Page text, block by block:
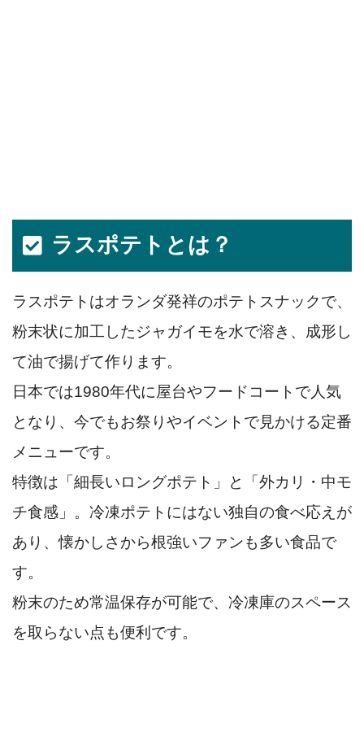
ラスポテトとは？
ラスポテトはオランダ発祥のポテトスナックで、
粉末状に加工したジャガイモを水で溶き、成形し
て油で揚げて作ります。
日本では1980年代に屋台やフードコートで人気
となり、今でもお祭りやイベントで見かける定番
メニューです。
特徴は「細長いロングポテト」と「外カリ・中モ
チ食感」。冷凍ポテトにはない独自の食べ応えが
あり、懐かしさから根強いファンも多い食品で
す。
粉末のため常温保存が可能で、冷凍庫のスペース
を取らない点も便利です。